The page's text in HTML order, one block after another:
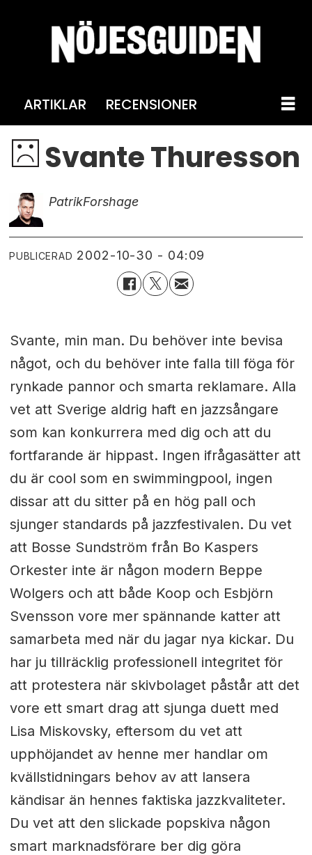
ARTIKLAR RECENSIONER
Svante Thuresson
PatrikForshage
PUBLICERAD 2002-10-30 - 04:09
Svante, min man. Du behöver inte bevisa
något, och du behöver inte falla till föga för
rynkade pannor och smarta reklamare. Alla
vet att Sverige aldrig haft en jazzsångare
som kan konkurrera med dig och att du
fortfarande är hippast. Ingen ifrågasätter att
du är cool som en swimmingpool, ingen
dissar att du sitter på en hög pall och
sjunger standards på jazzfestivalen. Du vet
att Bosse Sundström från Bo Kaspers
Orkester inte är någon modern Beppe
Wolgers och att både Koop och Esbjörn
Svensson vore mer spännande katter att
samarbeta med när du jagar nya kickar. Du
har ju tillräcklig professionell integritet för
att protestera när skivbolaget påstår att det
vore ett smart drag att sjunga duett med
Lisa Miskovsky, eftersom du vet att
upphöjandet av henne mer handlar om
kvällstidningars behov av att lansera
kändisar än hennes faktiska jazzkvaliteter.
Du vet att den slickade popskiva någon
smart marknadsförare ber dig göra